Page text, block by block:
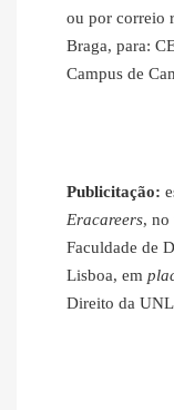
ou por correio
Braga, para:
Campus de
Publicitação:
Eracareers, no
Faculdade de
Lisboa, em
Direito da